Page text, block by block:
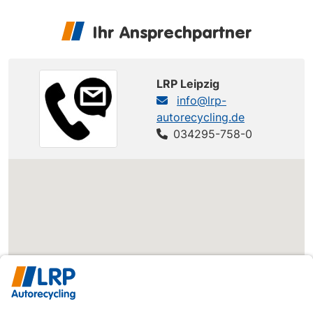
Ihr Ansprechpartner
LRP Leipzig
info@lrp-
autorecycling.de
034295-758-0